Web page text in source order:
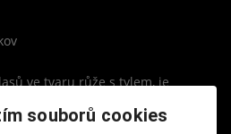
ve tvaru růže s tylem, je
tak spínacím špendlíkem,
souborů cookies